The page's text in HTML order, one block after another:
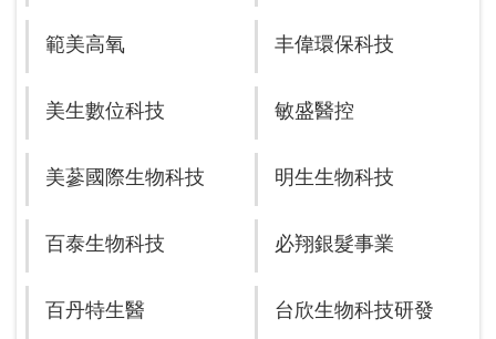
範美高氧 丰偉環保科技
美生數位科技 敏盛醫控
美蔘國際生物科技 明生生物科技
百泰生物科技 必翔銀髮事業
百丹特生醫 台欣生物科技研發